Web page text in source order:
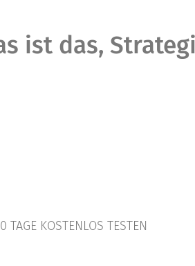
ist das,
TAGE KOSTENLOS TESTEN